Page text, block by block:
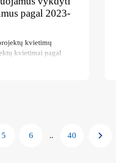
pagal 2023-
kvietimų
kvietimai pagal
5 6 .. 40